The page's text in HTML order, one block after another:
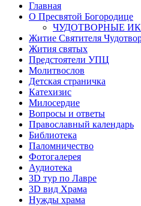
Главная
О Пресвятой Богородице
ЧУДОТВОРНЫЕ
Житие Святителя
Жития святых
Предстоятели УПЦ
Молитвослов
Детская страничка
Катехизис
Милосердие
Вопросы и ответы
Православный календарь
Библиотека
Паломничество
Фотогалерея
Аудиотека
3D тур по Лавре
3D вид Храма
Нужды храма